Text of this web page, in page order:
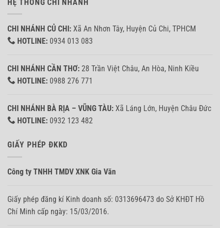
HỆ THỐNG CHI NHÁNH
CHI NHÁNH CỦ CHI: Xã An Nhơn Tây, Huyện Củ Chi, TPHCM
HOTLINE: 0934 013 083
CHI NHÁNH CẦN THƠ: 28 Trần Việt Châu, An Hòa, Ninh Kiều
HOTLINE: 0988 276 771
CHI NHÁNH BÀ RỊA – VŨNG TÀU: Xã Láng Lớn, Huyện Châu Đức
HOTLINE: 0932 123 482
GIẤY PHÉP ĐKKD
Công ty TNHH TMDV XNK Gia Văn
Giấy phép đăng kí Kinh doanh số: 0313696473 do Sở KHĐT Hồ
Chí Minh cấp ngày: 15/03/2016.